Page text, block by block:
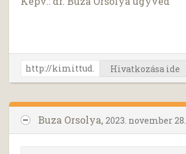
Hivatkozása ide
Buza Orsolya, 2023. november 28.